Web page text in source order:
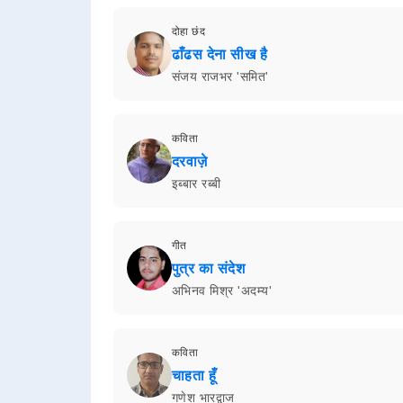
दोहा छंद
ढाँढस देना सीख है
संजय राजभर 'समित'
कविता
दरवाज़े
इब्बार रब्बी
गीत
पुत्र का संदेश
अभिनव मिश्र 'अदम्य'
कविता
चाहता हूँ
गणेश भारद्वाज